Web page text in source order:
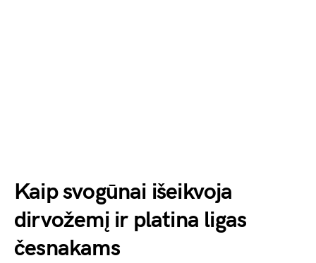
Kaip svogūnai išeikvoja
dirvožemį ir platina ligas
česnakams